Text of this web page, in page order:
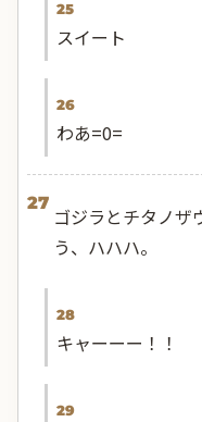
25
スイート
26
わあ=0=
27
ゴジラとチタノザ
う、ハハハ。
28
キャーーー！！
29